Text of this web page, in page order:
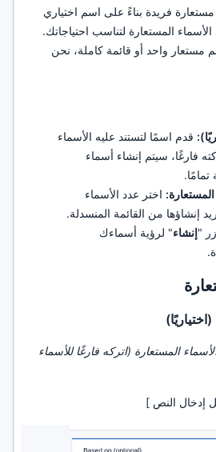
فريدة بناءً على اسم اختياري
المستعارة لتناسب احتياجاتك.
واحد أو قائمة كاملة، نحن
قدم اسمًا لتستند عليه الأسماء
فارغًا، سيتم إنشاء أسماء
اختر عدد الأسماء
إنشاؤها من القائمة المنسدلة.
"إنشاء" لرؤية أسماءك
المستعارة (اتركه فارغًا للأسماء
إدخال النص ]